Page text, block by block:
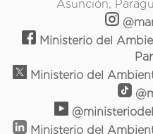
Asunción,
Ministerio del
Ministerio del
Ministerio del